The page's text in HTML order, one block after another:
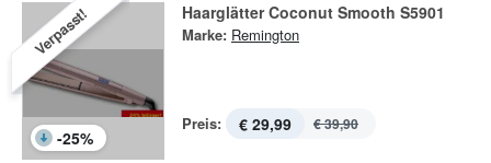
Verpasst!
-25%
Haarglätter Coconut Smooth S5901
Marke: Remington
Preis: € 29,99 € 39,90